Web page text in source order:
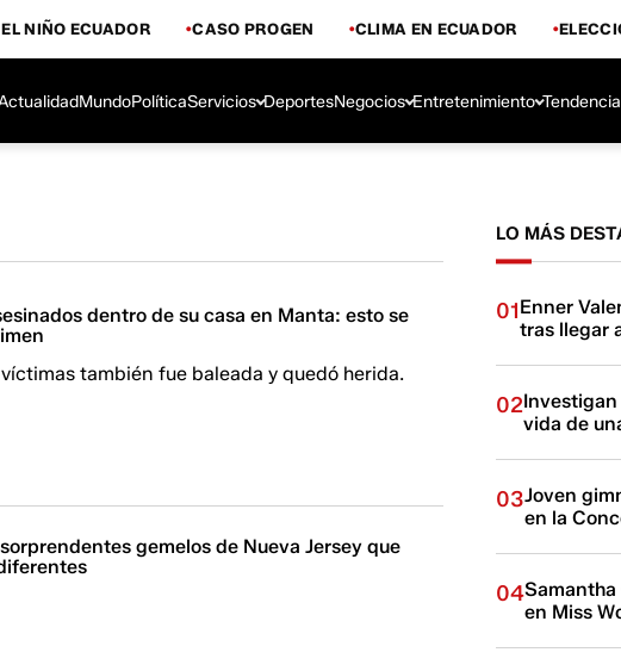
NIÑO ECUADOR CASO PROGEN CLIMA EN ECUADOR
MundoPolíticaServicios DeportesNegocios Entretenimiento
dentro de su casa en Manta: esto se
también fue baleada y quedó herida.
gemelos de Nueva Jersey que
LO MÁS
01Enner
tras llegar
02Investigan
vida de
03Joven
en la
04
en Miss